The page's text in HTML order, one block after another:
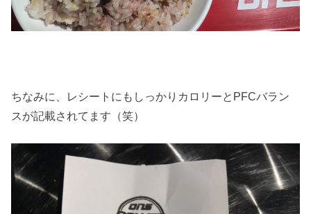
ちなみに、レシートにもしっかりカロリーとPFCバラン
スが記載されてます（笑）